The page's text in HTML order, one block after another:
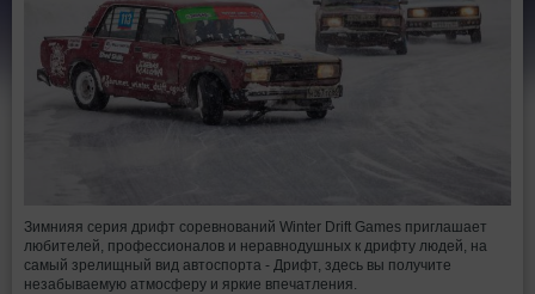
Зимнияя серия дрифт соревнований Winter Drift Games приглашает
любителей, профессионалов и неравнодушных к дрифту людей, на
самый зрелищный вид автоспорта - Дрифт, здесь вы получите
незабываемую атмосферу и яркие впечатления.